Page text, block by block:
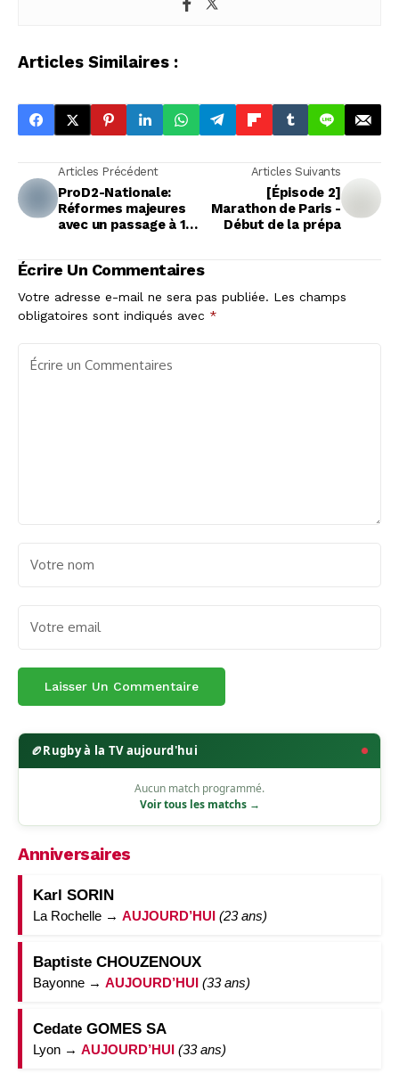
Articles Similaires :
Articles Précédent
ProD2-Nationale:
Réformes majeures
avec un passage à 16
match d'accession
Articles Suivants
[Épisode 2]
Marathon de Paris -
Début de la prépa
Écrire Un Commentaires
Votre adresse e-mail ne sera pas publiée. Les champs
obligatoires sont indiqués avec *
🏉Rugby à la TV aujourd'hui
Aucun match programmé.
Voir tous les matchs →
Anniversaires
Karl SORIN
La Rochelle → AUJOURD’HUI (23 ans)
Baptiste CHOUZENOUX
Bayonne → AUJOURD’HUI (33 ans)
Cedate GOMES SA
Lyon → AUJOURD’HUI (33 ans)